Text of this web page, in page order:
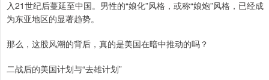
入21世纪后蔓延至中国。男性的“娘化”风格，或称“娘炮”风格，已经成
为东亚地区的显著趋势。
那么，这股风潮的背后，真的是美国在暗中推动的吗？
二战后的美国计划与“去雄计划”